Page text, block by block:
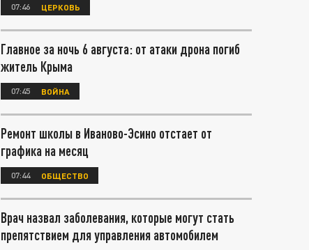
07:46 ЦЕРКОВЬ
Главное за ночь 6 августа: от атаки дрона погиб
житель Крыма
07:45 ВОЙНА
Ремонт школы в Иваново-Эсино отстает от
графика на месяц
07:44 ОБЩЕСТВО
Врач назвал заболевания, которые могут стать
препятствием для управления автомобилем